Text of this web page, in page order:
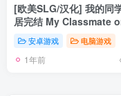
[欧美SLG/汉化] 我的同
居完结 My Classmate
Neighbor v1.0 PC+安卓
[720M]
安卓游戏 电脑游戏
1年前